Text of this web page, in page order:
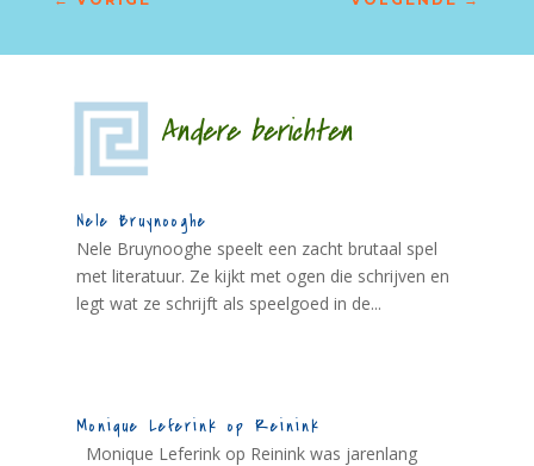
Andere berichten
Nele Bruynooghe
Nele Bruynooghe speelt een zacht brutaal spel
met literatuur. Ze kijkt met ogen die schrijven en
legt wat ze schrijft als speelgoed in de...
Monique Leferink op Reinink
Monique Leferink op Reinink was jarenlang